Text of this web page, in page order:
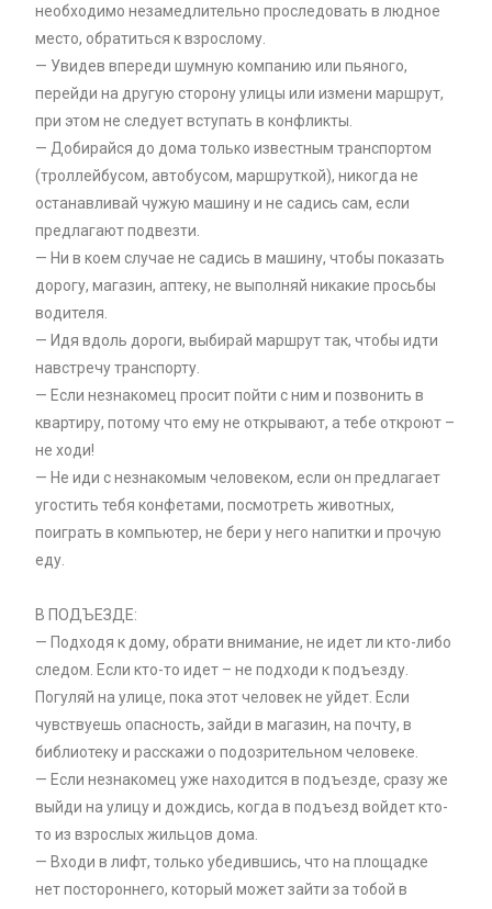
необходимо незамедлительно проследовать в людное
место, обратиться к взрослому.
— Увидев впереди шумную компанию или пьяного,
перейди на другую сторону улицы или измени маршрут,
при этом не следует вступать в конфликты.
— Добирайся до дома только известным транспортом
(троллейбусом, автобусом, маршруткой), никогда не
останавливай чужую машину и не садись сам, если
предлагают подвезти.
— Ни в коем случае не садись в машину, чтобы показать
дорогу, магазин, аптеку, не выполняй никакие просьбы
водителя.
— Идя вдоль дороги, выбирай маршрут так, чтобы идти
навстречу транспорту.
— Если незнакомец просит пойти с ним и позвонить в
квартиру, потому что ему не открывают, а тебе откроют –
не ходи!
— Не иди с незнакомым человеком, если он предлагает
угостить тебя конфетами, посмотреть животных,
поиграть в компьютер, не бери у него напитки и прочую
еду.
В ПОДЪЕЗДЕ:
— Подходя к дому, обрати внимание, не идет ли кто-либо
следом. Если кто-то идет – не подходи к подъезду.
Погуляй на улице, пока этот человек не уйдет. Если
чувствуешь опасность, зайди в магазин, на почту, в
библиотеку и расскажи о подозрительном человеке.
— Если незнакомец уже находится в подъезде, сразу же
выйди на улицу и дождись, когда в подъезд войдет кто-
то из взрослых жильцов дома.
— Входи в лифт, только убедившись, что на площадке
нет постороннего, который может зайти за тобой в